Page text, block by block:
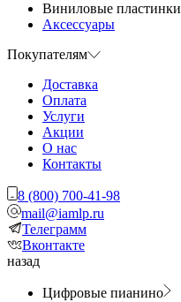
Виниловые пластинки
Аксессуары
Покупателям
Доставка
Оплата
Услуги
Акции
О нас
Контакты
8 (800) 700-41-98
mail@iamlp.ru
Телеграмм
Вконтакте
назад
Цифровые пианино